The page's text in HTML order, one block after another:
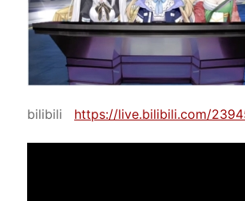
bilibili https://live.bilibili.com/